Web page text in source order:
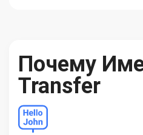
Почему
Transfer